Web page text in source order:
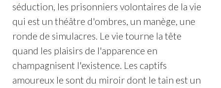
séduction, les prisonniers volontaires de la vie
qui est un théâtre d'ombres, un manège, une
ronde de simulacres. Le vie tourne la tête
quand les plaisirs de l'apparence en
champagnisent l'existence. Les captifs
amoureux le sont du miroir dont le tain est un